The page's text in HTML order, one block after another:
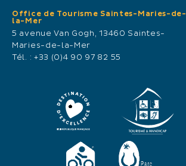
Office de Tourisme Saintes-Maries-de-
la-Mer
5 avenue Van Gogh, 13460 Saintes-
Maries-de-la-Mer
Tél. : +33 (0)4 90 97 82 55